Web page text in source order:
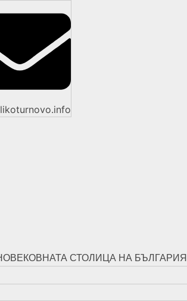
СТОЛИЦА НА БЪЛГАРИЯ